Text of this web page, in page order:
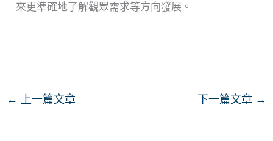
來更準確地了解觀眾需求等方向發展。
← 上一篇文章 下一篇文章 →